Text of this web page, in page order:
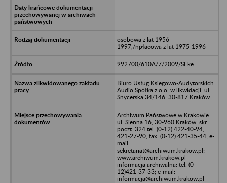
osobowa z lat 1956-
1997,/npłacowa z lat 1975-1996
992700/610A/7/2009/SEke
Biuro Usług Ksiegowo-Audytorskich
Audio Spółka z o.o. w likwidacji, ul.
Snycerska 34/146, 30-817 Kraków
Archiwum Państwowe w Krakowie
ul. Sienna 16, 30-960 Kraków, skr.
poczt. 324 tel. (0-12) 422-40-94;
421-27-90; fax. (0-12) 421-35-44; e-
mail:
sekretariat@archiwum.krakow.pl;
www.archiwum.krakow.pl
informacja archiwalna: tel. (0-
12)421-37-33; e-mail:
informacja@archiwum.krakow.pl